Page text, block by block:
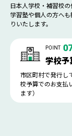
日本人学校・補習校
学習塾や個人の方へ
りいたします。
POINT
学校予
市区町村で発行し
校予算でのお支払
ます）